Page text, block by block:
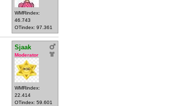
WMRindex:
46.743
OTindex: 97.361
Sjaak
Moderator
WMRindex:
22.414
OTindex: 59.601